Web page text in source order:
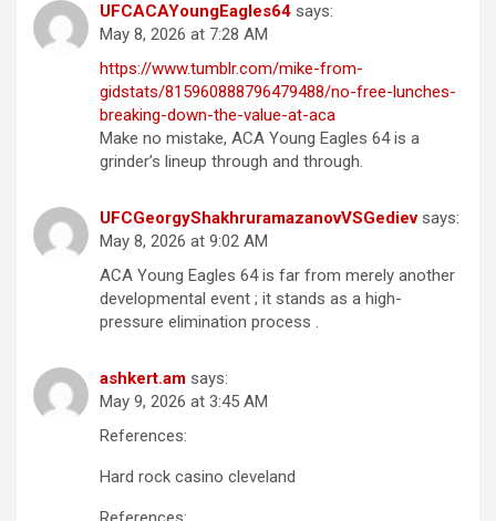
UFCACAYoungEagles64 says:
May 8, 2026 at 7:28 AM
https://www.tumblr.com/mike-from-
gidstats/815960888796479488/no-free-lunches-
breaking-down-the-value-at-aca
Make no mistake, ACA Young Eagles 64 is a
grinder’s lineup through and through.
UFCGeorgyShakhruramazanovVSGediev says:
May 8, 2026 at 9:02 AM
ACA Young Eagles 64 is far from merely another
developmental event ; it stands as a high-
pressure elimination process .
ashkert.am says:
May 9, 2026 at 3:45 AM
References:
Hard rock casino cleveland